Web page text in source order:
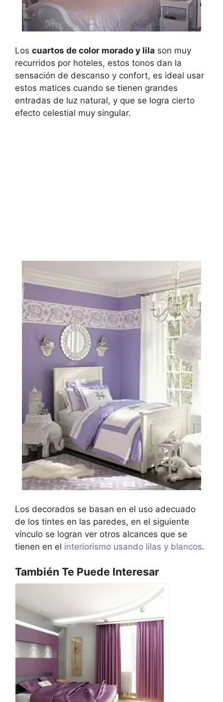
Los cuartos de color morado y lila son muy
recurridos por hoteles, estos tonos dan la
sensación de descanso y confort, es ideal usar
estos matices cuando se tienen grandes
entradas de luz natural, y que se logra cierto
efecto celestial muy singular.
Los decorados se basan en el uso adecuado
de los tintes en las paredes, en el siguiente
vínculo se logran ver otros alcances que se
tienen en el interiorismo usando lilas y blancos.
También Te Puede Interesar